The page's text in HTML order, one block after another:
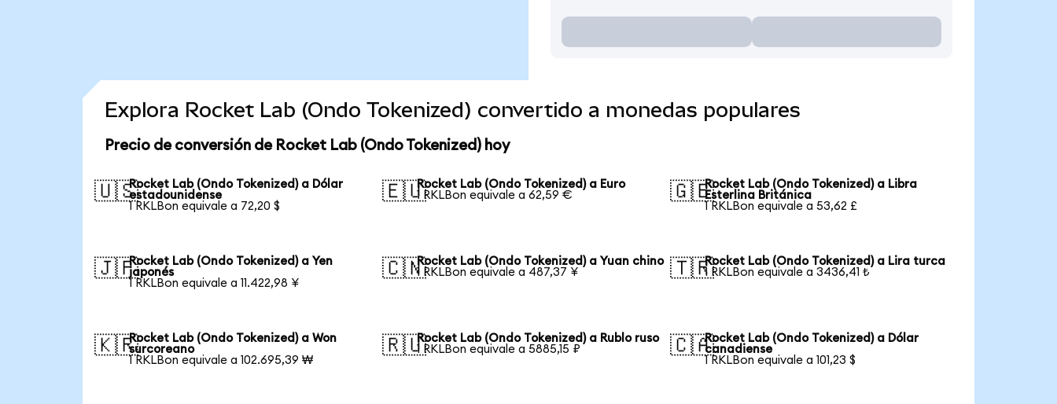
Explora Rocket Lab (Ondo Tokenized) convertido a monedas populares
Precio de conversión de Rocket Lab (Ondo Tokenized) hoy
🇺🇸Rocket Lab (Ondo Tokenized) a Dólar
estadounidense
1 RKLBon equivale a 72,20 $
🇪🇺Rocket Lab (Ondo Tokenized) a Euro
1 RKLBon equivale a 62,59 €
🇬🇧Rocket Lab (Ondo Tokenized) a Libra
Esterlina Británica
1 RKLBon equivale a 53,62 £
🇯🇵Rocket Lab (Ondo Tokenized) a Yen
japonés
1 RKLBon equivale a 11.422,98 ¥
🇨🇳Rocket Lab (Ondo Tokenized) a Yuan chino
1 RKLBon equivale a 487,37 ¥
🇹🇷Rocket Lab (Ondo Tokenized) a Lira turca
1 RKLBon equivale a 3436,41 ₺
🇰🇷Rocket Lab (Ondo Tokenized) a Won
surcoreano
1 RKLBon equivale a 102.695,39 ₩
🇷🇺Rocket Lab (Ondo Tokenized) a Rublo ruso
1 RKLBon equivale a 5885,15 ₽
🇨🇦Rocket Lab (Ondo Tokenized) a Dólar
canadiense
1 RKLBon equivale a 101,23 $